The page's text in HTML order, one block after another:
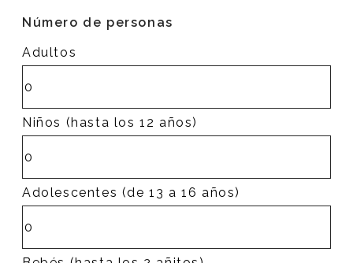
Número de personas
Adultos
Niños (hasta los 12 años)
Adolescentes (de 13 a 16 años)